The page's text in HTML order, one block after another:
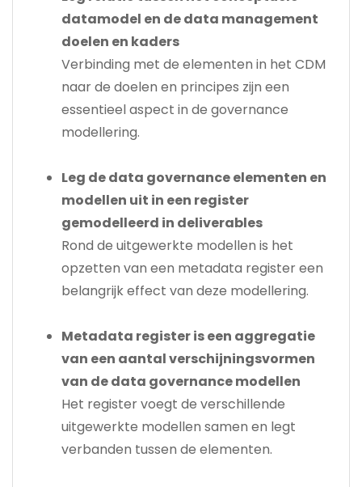
datamodel en de data management
doelen en kaders
Verbinding met de elementen in het CDM
naar de doelen en principes zijn een
essentieel aspect in de governance
modellering.
Leg de data governance elementen en
modellen uit in een register
gemodelleerd in deliverables
Rond de uitgewerkte modellen is het
opzetten van een metadata register een
belangrijk effect van deze modellering.
Metadata register is een aggregatie
van een aantal verschijningsvormen
van de data governance modellen
Het register voegt de verschillende
uitgewerkte modellen samen en legt
verbanden tussen de elementen.